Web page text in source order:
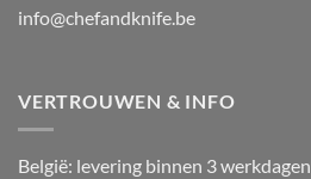
info@chefandknife.be
VERTROUWEN & INFO
België: levering binnen 3 werkdagen